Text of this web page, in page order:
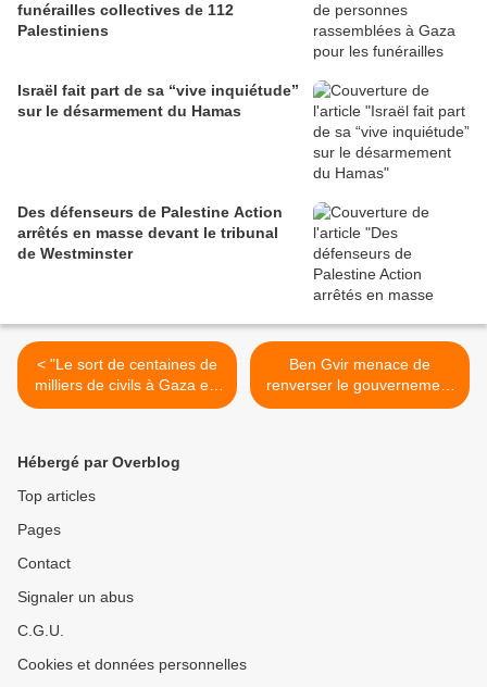
funérailles collectives de 112
Palestiniens
Israël fait part de sa “vive inquiétude”
sur le désarmement du Hamas
Des défenseurs de Palestine Action
arrêtés en masse devant le tribunal
de Westminster
< "Le sort de centaines de
milliers de civils à Gaza est
entre les mains de
Ben Gvir menace de
renverser le gouvernement
Netanyahu s'il n'attaque
Hébergé par Overblog
Top articles
Pages
Contact
Signaler un abus
C.G.U.
Cookies et données personnelles